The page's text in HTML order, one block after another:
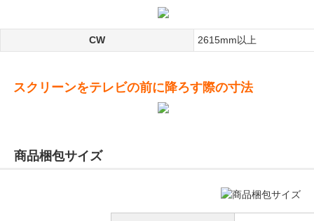
CW 2615mm以上
スクリーンをテレビの前に降ろす際の寸法
商品梱包サイズ